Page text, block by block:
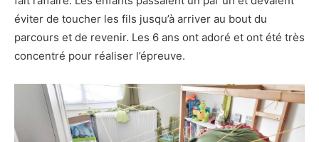
éviter de toucher les fils jusqu’à arriver au bout du
parcours et de revenir. Les 6 ans ont adoré et ont été très
concentré pour réaliser l’épreuve.